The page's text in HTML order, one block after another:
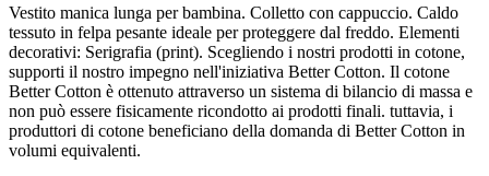
Vestito manica lunga per bambina. Colletto con cappuccio. Caldo
tessuto in felpa pesante ideale per proteggere dal freddo. Elementi
decorativi: Serigrafia (print). Scegliendo i nostri prodotti in cotone,
supporti il nostro impegno nell'iniziativa Better Cotton. Il cotone
Better Cotton è ottenuto attraverso un sistema di bilancio di massa e
non può essere fisicamente ricondotto ai prodotti finali. tuttavia, i
produttori di cotone beneficiano della domanda di Better Cotton in
volumi equivalenti.